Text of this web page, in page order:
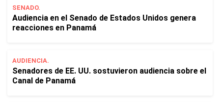
SENADO.
Audiencia en el Senado de Estados Unidos genera
reacciones en Panamá
AUDIENCIA.
Senadores de EE. UU. sostuvieron audiencia sobre el
Canal de Panamá